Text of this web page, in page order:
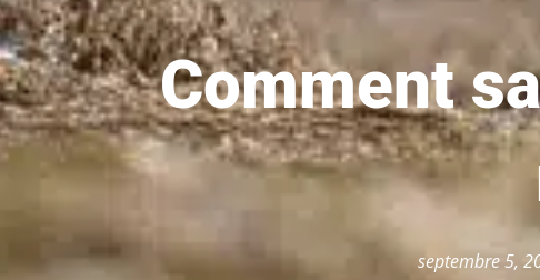
Comment
septembre 5,